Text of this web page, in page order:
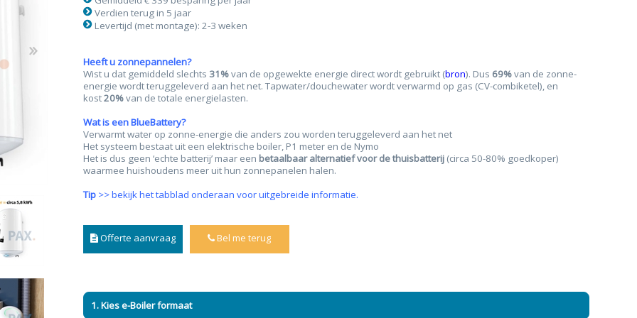
Linnen gordijnen Dim-out gordijnen Gordijnrails
& plisses Elektrische rolgordijnen
Hulp op
Verdien terug in 5 jaar
Levertijd (met montage): 2-3 weken
Heeft u zonnepannelen?
Wist u dat gemiddeld slechts 31%van de opgewekte energie direct wordt gebruikt (bron). Dus 69%van de zonne-
energie wordt teruggeleverd aan het net. Tapwater/douchewater wordt verwarmd op gas (CV-combiketel), en
kost20%van de totale energielasten.
Wat is een BlueBattery?
Verwarmt water op zonne-energie die anders zou worden teruggeleverd aan het net
Het systeem bestaat uit een elektrische boiler, P1 meter en de Nymo
Het is dus geen ‘echte batterij’ maar een betaalbaar alternatief voor de thuisbatterij(circa 50-80% goedkoper)
waarmee huishoudens meer uit hun zonnepanelen halen.
Tip>> bekijk het tabblad onderaan voor uitgebreide informatie.
Offerte aanvraag Bel me terug
1. Kies e-Boiler formaat